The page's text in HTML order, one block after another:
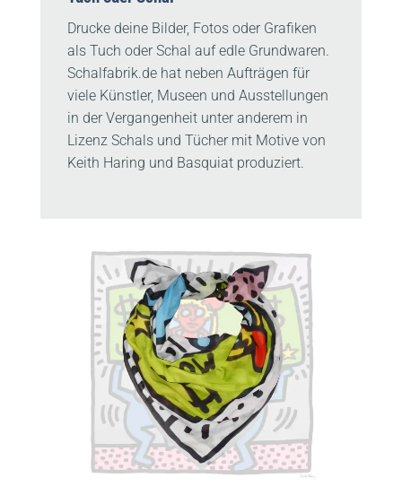
Drucke deine Bilder, Fotos oder Grafiken
als Tuch oder Schal auf edle Grundwaren.
Schalfabrik.de hat neben Aufträgen für
viele Künstler, Museen und Ausstellungen
in der Vergangenheit unter anderem in
Lizenz Schals und Tücher mit Motive von
Keith Haring und Basquiat produziert.